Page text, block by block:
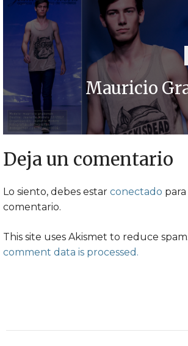
Mauricio
Deja un comentario
Lo siento, debes estar conectado
comentario.
This site uses Akismet to reduce spam.
comment data is processed.